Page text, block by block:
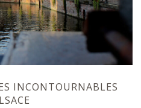
INCONTOURNABLES